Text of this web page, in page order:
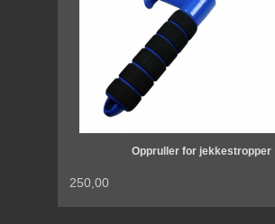
Oppruller for jekkestropper
250,00